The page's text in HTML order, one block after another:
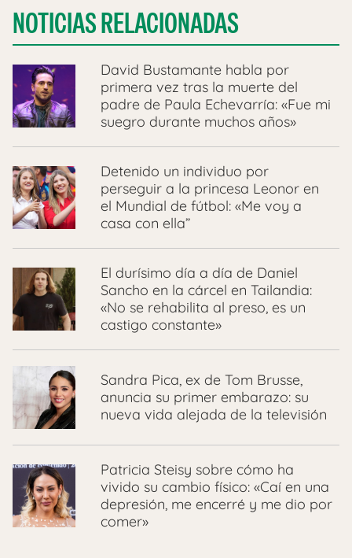
NOTICIAS RELACIONADAS
David Bustamante habla por
primera vez tras la muerte del
padre de Paula Echevarría: «Fue mi
suegro durante muchos años»
Detenido un individuo por
perseguir a la princesa Leonor en
el Mundial de fútbol: «Me voy a
casa con ella”
El durísimo día a día de Daniel
Sancho en la cárcel en Tailandia:
«No se rehabilita al preso, es un
castigo constante»
Sandra Pica, ex de Tom Brusse,
anuncia su primer embarazo: su
nueva vida alejada de la televisión
Patricia Steisy sobre cómo ha
vivido su cambio físico: «Caí en una
depresión, me encerré y me dio por
comer»